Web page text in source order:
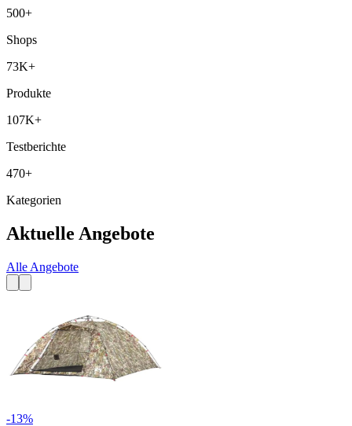
500+
Shops
73K+
Produkte
107K+
Testberichte
470+
Kategorien
Aktuelle Angebote
Alle Angebote
-13%